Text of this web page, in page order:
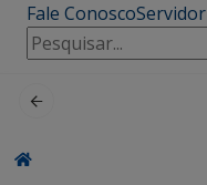
Fale ConoscoServidor
Pesquisar
por: